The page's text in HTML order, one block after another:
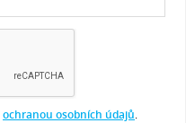
ochranou osobních údajů